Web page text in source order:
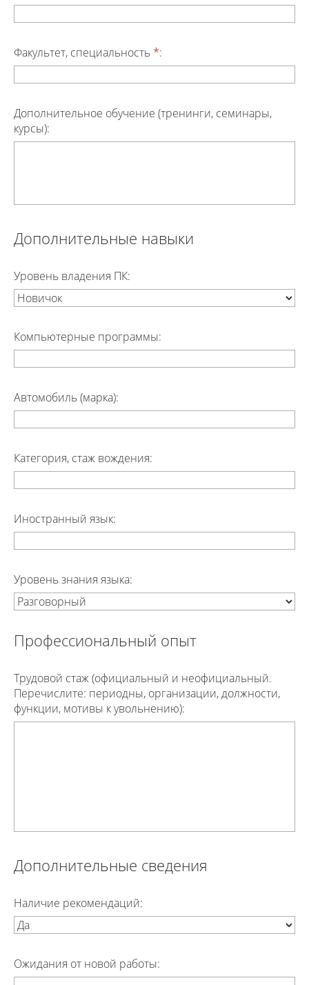
Факультет, специальность *:
Дополнительное обучение (тренинги, семинары,
курсы):
Дополнительные навыки
Уровень владения ПК:
Компьютерные программы:
Автомобиль (марка):
Категория, стаж вождения:
Иностранный язык:
Уровень знания языка:
Профессиональный опыт
Трудовой стаж (официальный и неофициальный.
Перечислите: периодны, организации, должности,
функции, мотивы к увольнению):
Дополнительные сведения
Наличие рекомендаций:
Ожидания от новой работы: